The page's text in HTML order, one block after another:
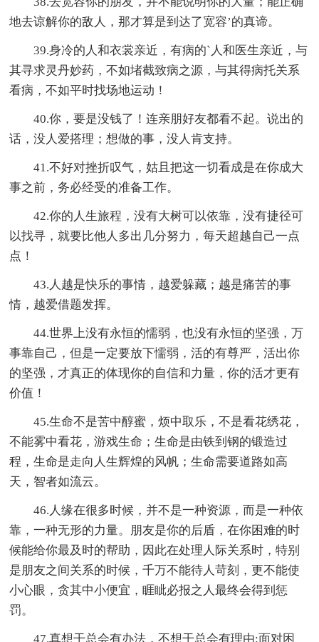
地去谅解你的敌人，那才算是到达了宽容’的真谛。
39.身冷的人和衣裳亲近，有病的`人和医生亲近，与
其寻求灵丹妙药，不如堵截致病之源，与其得病托关系
看病，不如平时找场地运动！
40.你，要是没钱了！连亲朋好友都看不起。说出的
话，没人爱搭理；想做的事，没人肯支持。
41.不好对挫折叹气，姑且把这一切看成是在你成大
事之前，务必经受的准备工作。
42.你的人生旅程，没有大树可以依靠，没有捷径可
以找寻，就要比他人多出几分努力，每天超越自己一点
点！
43.人越是快乐的事情，越爱躲藏；越是痛苦的事
情，越爱借题发挥。
44.世界上没有永恒的懦弱，也没有永恒的坚强，万
事靠自己，但是一定要放下懦弱，活的有尊严，活出你
的坚强，才真正的体现你的自信和力量，你的活才更有
价值！
45.生命不是苦中醇蜜，烦中取乐，不是看花绣花，
不能雾中看花，游戏生命；生命是由铁到钢的锻造过
程，生命是走向人生辉煌的风帆；生命需要道路如高
天，智者如流云。
46.人缘在很多时候，并不是一种资源，而是一种依
靠，一种无形的力量。朋友是你的后盾，在你困难的时
候能给你最及时的帮助，因此在处理人际关系时，特别
是朋友之间关系的时候，千万不能待人苛刻，更不能使
小心眼，贪其中小便宜，睚眦必报之人最终会得到惩
罚。
47.真想干总会有办法，不想干总会有理由;面对困